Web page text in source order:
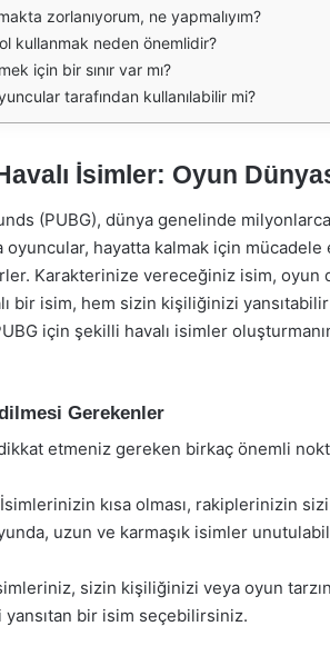
zorlanıyorum, ne yapmalıyım?
kullanmak neden önemlidir?
için bir sınır var mı?
tarafından kullanılabilir mi?
İsimler: Oyun
(PUBG), dünya genelinde
hayatta kalmak için mücadele
Karakterinize vereceğiniz isim, oyun
bir isim, hem sizin kişiliğinizi
için şekilli havalı isimler
Gerekenler
etmeniz gereken birkaç önemli
kısa olması, rakiplerinizin
uzun ve karmaşık isimler
sizin kişiliğinizi veya oyun
bir isim seçebilirsiniz.